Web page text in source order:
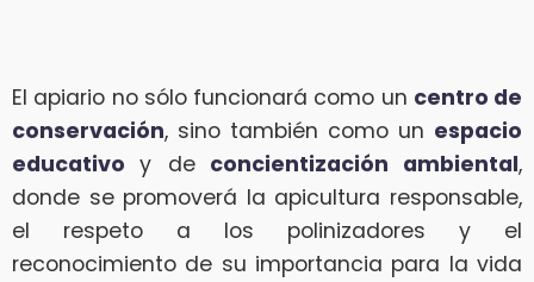
El apiario no sólo funcionará como un centro de
conservación, sino también como un espacio
educativoy deconcientización ambiental,
donde se promoverá la apicultura responsable,
el respeto a los polinizadores y el
reconocimiento de su importancia para la vida